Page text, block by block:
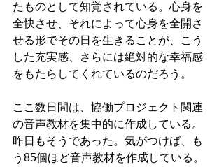
たものとして知覚されている。心身を
全快させ、それによって心身を全開さ
せる形でその日を生きることが、こう
した充実感、さらには絶対的な幸福感
をもたらしてくれているのだろう。
ここ数日間は、協働プロジェクト関連
の音声教材を集中的に作成している。
昨日もそうであった。気がつけば、も
う85個ほど音声教材を作成している。